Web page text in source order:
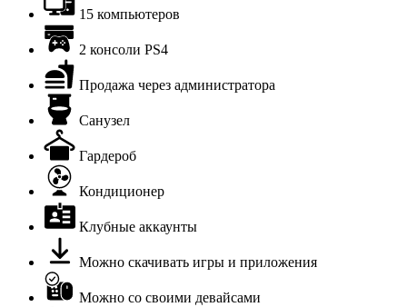
15 компьютеров
2 консоли PS4
Продажа через администратора
Санузел
Гардероб
Кондиционер
Клубные аккаунты
Можно скачивать игры и приложения
Можно со своими девайсами